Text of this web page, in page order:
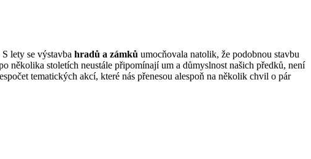
lety se výstavba hradů a zámků umocňovala natolik, že podobnou stavbu
několika stoletích neustále připomínají um a důmyslnost našich předků, není
tematických akcí, které nás přenesou alespoň na několik chvil o pár